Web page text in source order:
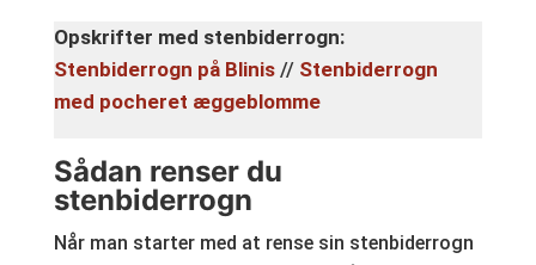
Opskrifter med stenbiderrogn:
Stenbiderrogn på Blinis// Stenbiderrogn
med pocheret æggeblomme
Sådan renser du
stenbiderrogn
Når man starter med at rense sin stenbiderrogn